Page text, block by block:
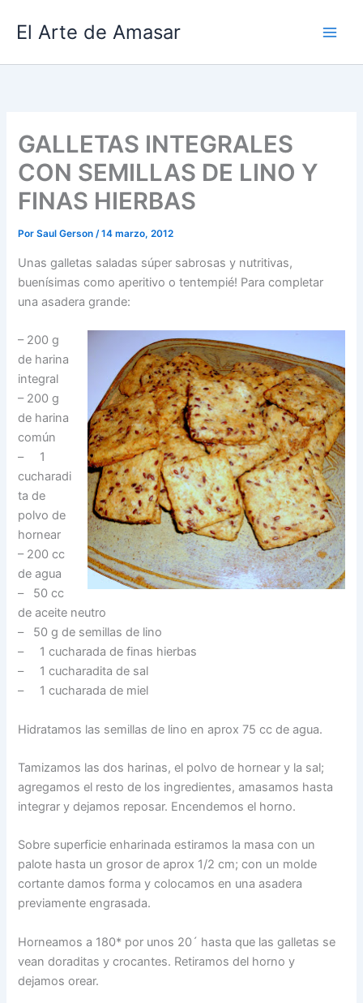
El Arte de Amasar
GALLETAS INTEGRALES
CON SEMILLAS DE LINO Y
FINAS HIERBAS
PorSaul Gerson/14 marzo, 2012
Unas galletas saladas súper sabrosas y nutritivas,
buenísimas como aperitivo o tentempié! Para completar
una asadera grande:
– 200 g
de harina
integral
– 200 g
de harina
común
– 1
cucharadi
ta de
polvo de
hornear
– 200 cc
de agua
– 50 cc
de aceite neutro
– 50 g de semillas de lino
– 1 cucharada de finas hierbas
– 1 cucharadita de sal
– 1 cucharada de miel
Hidratamos las semillas de lino en aprox 75 cc de agua.
Tamizamos las dos harinas, el polvo de hornear y la sal;
agregamos el resto de los ingredientes, amasamos hasta
integrar y dejamos reposar. Encendemos el horno.
Sobre superficie enharinada estiramos la masa con un
palote hasta un grosor de aprox 1/2 cm; con un molde
cortante damos forma y colocamos en una asadera
previamente engrasada.
Horneamos a 180* por unos 20´ hasta que las galletas se
vean doraditas y crocantes. Retiramos del horno y
dejamos orear.